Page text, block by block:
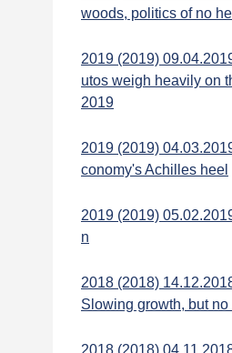
woods, politics of no
2019 (2019)
utos weigh heavily on
2019
2019 (2019)
conomy's Achilles heel
2019 (2019)
n
2018 (2018)
Slowing growth, but
2018 (2018)